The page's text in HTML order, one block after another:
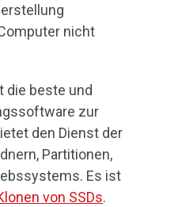
nicht
die beste und
zur
den Dienst der
Partitionen,
Es ist
von SSDs.